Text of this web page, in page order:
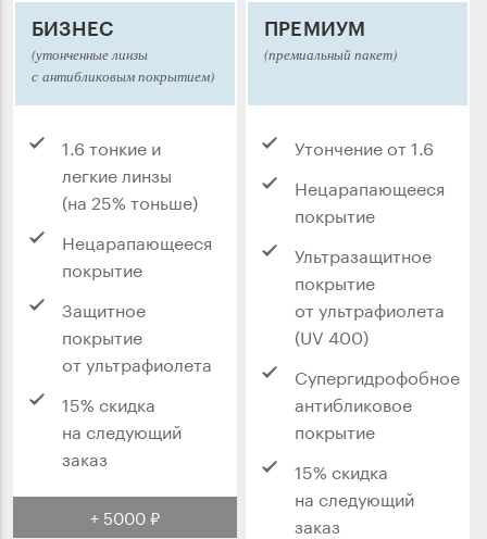
БИЗНЕС
(утонченные линзы
с антибликовым покрытием)
1.6 тонкие и
легкие линзы
(на 25% тоньше)
Нецарапающееся
покрытие
Защитное
покрытие
от ультрафиолета
15% скидка
на следующий
заказ
+ 5000 ₽
ПРЕМИУМ
(премиальный пакет)
Утончение от 1.6
Нецарапающееся
покрытие
Ультразащитное
покрытие
от ультрафиолета
(UV 400)
Супергидрофобное
антибликовое
покрытие
15% скидка
на следующий
заказ